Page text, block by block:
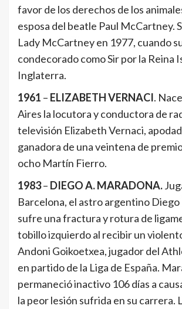
favor de los derechos de los
esposa del beatle Paul McCartney.
Lady McCartney en 1977, cuando
condecorado como Sir por la Reina
Inglaterra.
1961 – ELIZABETH VERNACI.
Aires la locutora y conductora de
televisión Elizabeth Vernaci,
ganadora de una veintena de
ocho Martín Fierro.
1983– DIEGO A. MARADONA.
Barcelona, el astro argentino
sufre una fractura y rotura de
tobillo izquierdo al recibir un
Andoni Goikoetxea, jugador del
en partido de la Liga de España.
permaneció inactivo 106 días a
la peor lesión sufrida en su carrera.